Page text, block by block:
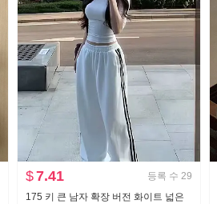
$7.41 등록 수 29
175 키 큰 남자 확장 버전 화이트 넓은